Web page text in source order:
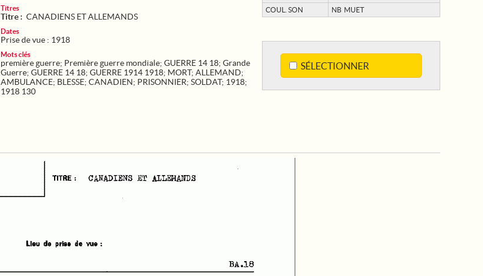
COUL. SON
NB MUET
SÉLECTIONNER
Titres
Titre : CANADIENS ET ALLEMANDS
Dates
Prise de vue : 1918
Mots clés
première guerre; Première guerre mondiale; GUERRE 14 18; Grande
Guerre; GUERRE 14 18; GUERRE 1914 1918; MORT; ALLEMAND;
AMBULANCE; BLESSE; CANADIEN; PRISONNIER; SOLDAT; 1918;
1918 130